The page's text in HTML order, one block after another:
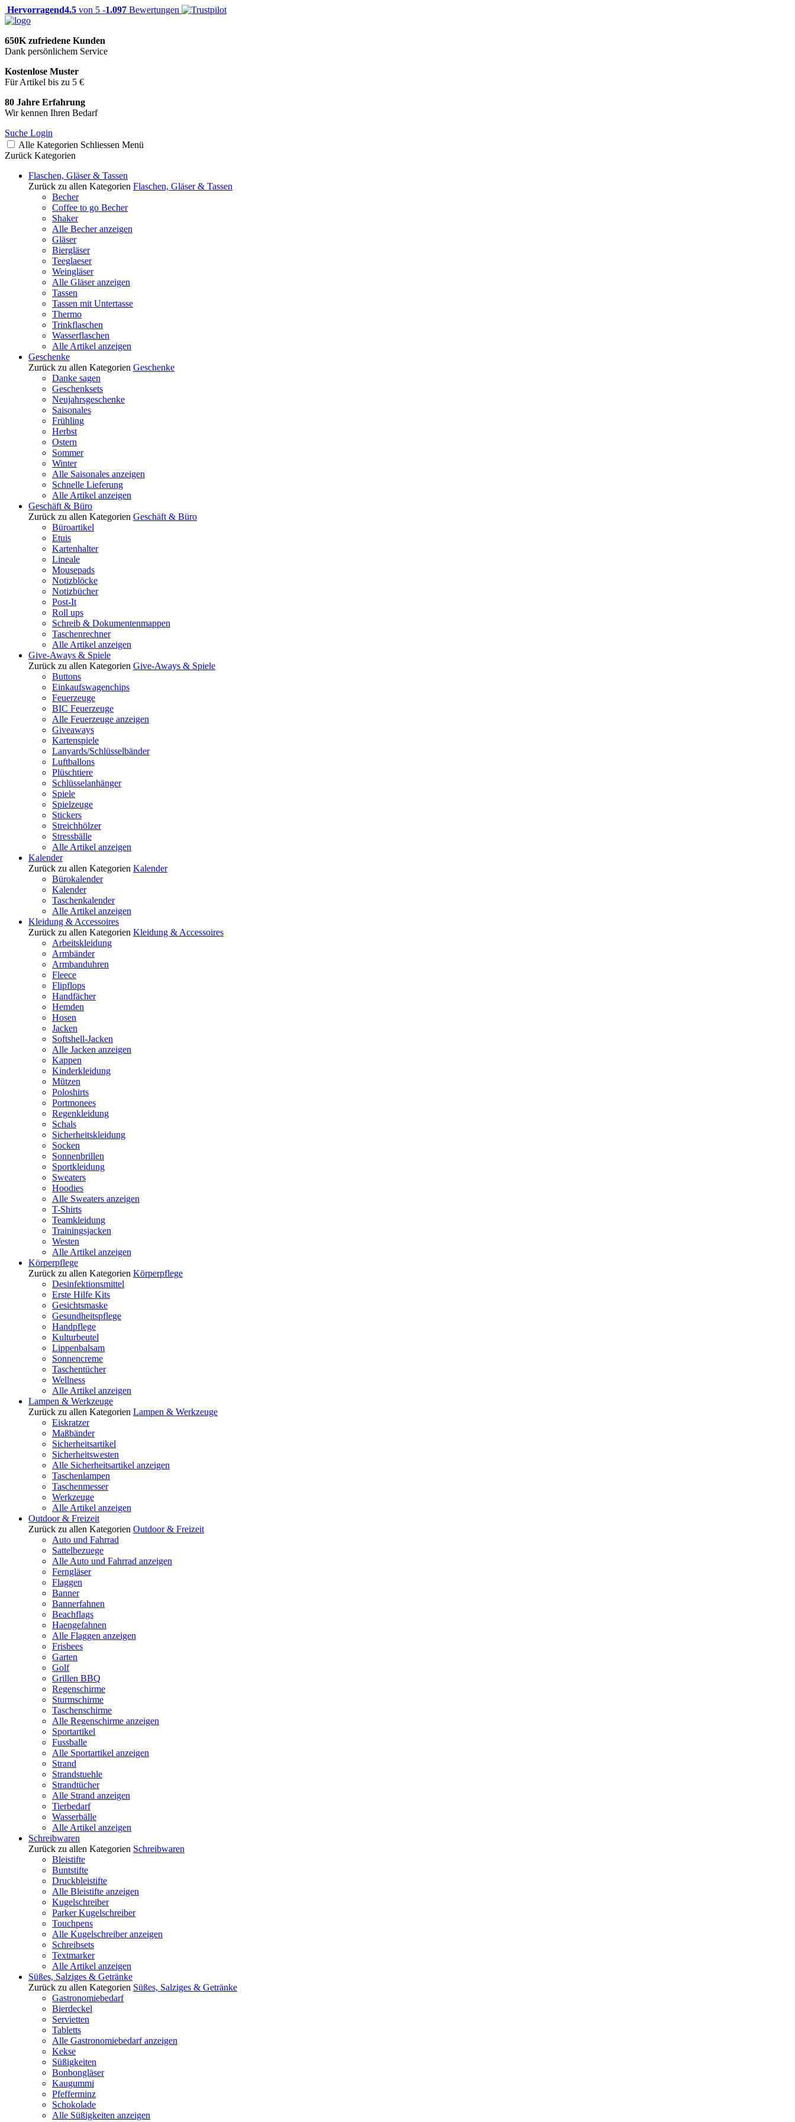
Hervorragend4.5 von 5 -1.097 Bewertungen
650K zufriedene Kunden
Dank persönlichem Service
Kostenlose Muster
Für Artikel bis zu 5 €
80 Jahre Erfahrung
Wir kennen Ihren Bedarf
Suche Login
Alle Kategorien Schliessen Menü
Zurück Kategorien
Flaschen, Gläser & Tassen
Zurück zu allen Kategorien Flaschen, Gläser & Tassen
Becher
Coffee to go Becher
Shaker
Alle Becher anzeigen
Gläser
Biergläser
Teeglaeser
Weingläser
Alle Gläser anzeigen
Tassen
Tassen mit Untertasse
Thermo
Trinkflaschen
Wasserflaschen
Alle Artikel anzeigen
Geschenke
Zurück zu allen Kategorien Geschenke
Danke sagen
Geschenksets
Neujahrsgeschenke
Saisonales
Frühling
Herbst
Ostern
Sommer
Winter
Alle Saisonales anzeigen
Schnelle Lieferung
Alle Artikel anzeigen
Geschäft & Büro
Zurück zu allen Kategorien Geschäft & Büro
Büroartikel
Etuis
Kartenhalter
Lineale
Mousepads
Notizblöcke
Notizbücher
Post-It
Roll ups
Schreib & Dokumentenmappen
Taschenrechner
Alle Artikel anzeigen
Give-Aways & Spiele
Zurück zu allen Kategorien Give-Aways & Spiele
Buttons
Einkaufswagenchips
Feuerzeuge
BIC Feuerzeuge
Alle Feuerzeuge anzeigen
Giveaways
Kartenspiele
Lanyards/Schlüsselbänder
Luftballons
Plüschtiere
Schlüsselanhänger
Spiele
Spielzeuge
Stickers
Streichhölzer
Stressbälle
Alle Artikel anzeigen
Kalender
Zurück zu allen Kategorien Kalender
Bürokalender
Kalender
Taschenkalender
Alle Artikel anzeigen
Kleidung & Accessoires
Zurück zu allen Kategorien Kleidung & Accessoires
Arbeitskleidung
Armbänder
Armbanduhren
Fleece
Flipflops
Handfächer
Hemden
Hosen
Jacken
Softshell-Jacken
Alle Jacken anzeigen
Kappen
Kinderkleidung
Mützen
Poloshirts
Portmonees
Regenkleidung
Schals
Sicherheitskleidung
Socken
Sonnenbrillen
Sportkleidung
Sweaters
Hoodies
Alle Sweaters anzeigen
T-Shirts
Teamkleidung
Trainingsjacken
Westen
Alle Artikel anzeigen
Körperpflege
Zurück zu allen Kategorien Körperpflege
Desinfektionsmittel
Erste Hilfe Kits
Gesichtsmaske
Gesundheitspflege
Handpflege
Kulturbeutel
Lippenbalsam
Sonnencreme
Taschentücher
Wellness
Alle Artikel anzeigen
Lampen & Werkzeuge
Zurück zu allen Kategorien Lampen & Werkzeuge
Eiskratzer
Maßbänder
Sicherheitsartikel
Sicherheitswesten
Alle Sicherheitsartikel anzeigen
Taschenlampen
Taschenmesser
Werkzeuge
Alle Artikel anzeigen
Outdoor & Freizeit
Zurück zu allen Kategorien Outdoor & Freizeit
Auto und Fahrrad
Sattelbezuege
Alle Auto und Fahrrad anzeigen
Ferngläser
Flaggen
Banner
Bannerfahnen
Beachflags
Haengefahnen
Alle Flaggen anzeigen
Frisbees
Garten
Golf
Grillen BBQ
Regenschirme
Sturmschirme
Taschenschirme
Alle Regenschirme anzeigen
Sportartikel
Fussballe
Alle Sportartikel anzeigen
Strand
Strandstuehle
Strandtücher
Alle Strand anzeigen
Tierbedarf
Wasserbälle
Alle Artikel anzeigen
Schreibwaren
Zurück zu allen Kategorien Schreibwaren
Bleistifte
Buntstifte
Druckbleistifte
Alle Bleistifte anzeigen
Kugelschreiber
Parker Kugelschreiber
Touchpens
Alle Kugelschreiber anzeigen
Schreibsets
Textmarker
Alle Artikel anzeigen
Süßes, Salziges & Getränke
Zurück zu allen Kategorien Süßes, Salziges & Getränke
Gastronomiebedarf
Bierdeckel
Servietten
Tabletts
Alle Gastronomiebedarf anzeigen
Kekse
Süßigkeiten
Bonbongläser
Kaugummi
Pfefferminz
Schokolade
Alle Süßigkeiten anzeigen